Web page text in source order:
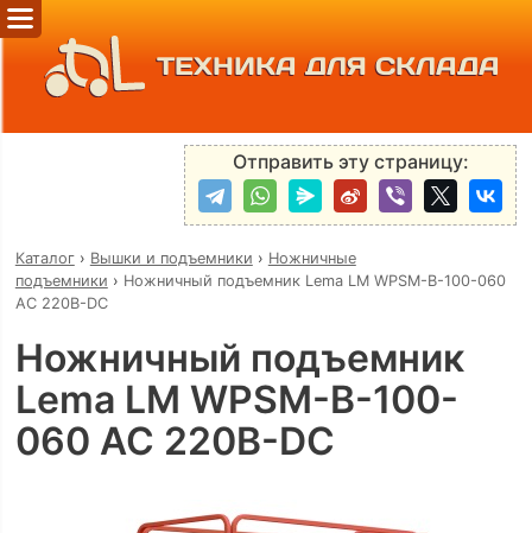
ТЕХНИКА ДЛЯ СКЛАДА
Отправить эту страницу:
Каталог› Вышки и подъемники › Ножничные
подъемники › Ножничный подъемник Lema LM WPSM-B-100-060
AC 220В-DC
Ножничный подъемник
Lema LM WPSM-B-100-
060 AC 220В-DC